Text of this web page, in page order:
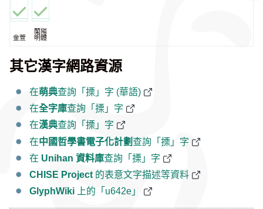
金萱
蘭陽
明體
其它漢字網路資源
在萌典查詢「搮」字 (華語)
在全字庫查詢「搮」字
在漢典查詢「搮」字
在中國哲學書電子化計劃查詢「搮」字
在 Unihan 資料庫查詢「搮」字
CHISE Project 的表意文字描述等資料
GlyphWiki 上的「u642e」